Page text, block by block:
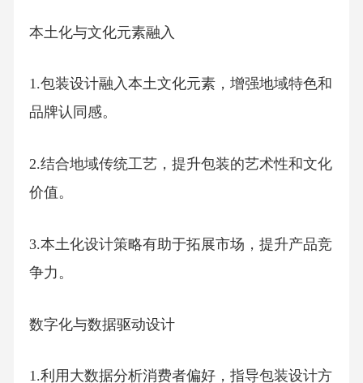
本土化与文化元素融入
1.包装设计融入本土文化元素，增强地域特色和
品牌认同感。
2.结合地域传统工艺，提升包装的艺术性和文化
价值。
3.本土化设计策略有助于拓展市场，提升产品竞
争力。
数字化与数据驱动设计
1.利用大数据分析消费者偏好，指导包装设计方